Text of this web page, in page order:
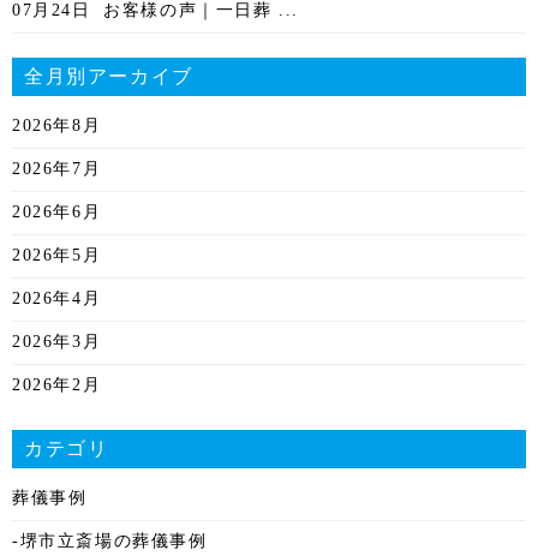
07月24日 お客様の声｜一日葬 ...
全月別アーカイブ
2026年8月
2026年7月
2026年6月
2026年5月
2026年4月
2026年3月
2026年2月
2026年1月
2025年12月
カテゴリ
葬儀事例
-堺市立斎場の葬儀事例